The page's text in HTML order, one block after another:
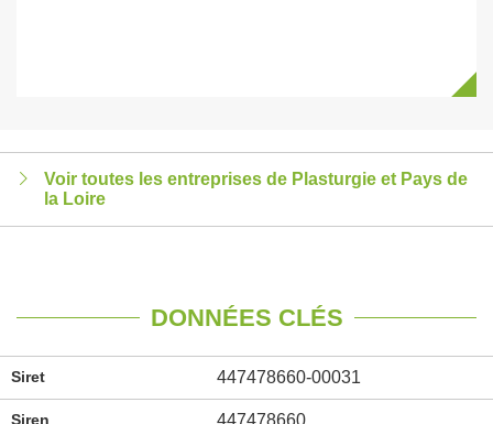
Voir toutes les entreprises de Plasturgie et Pays de
la Loire
DONNÉES CLÉS
Siret 447478660-00031
Siren 447478660